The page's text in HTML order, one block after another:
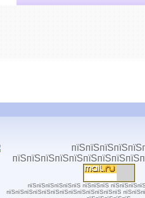
пїЅпїЅпїЅпїЅпїЅпїЅ пїЅпїЅпїЅ
пїЅпїЅпїЅпїЅпїЅпїЅпїЅпїЅпїЅпїЅпїЅпїЅпїЅ